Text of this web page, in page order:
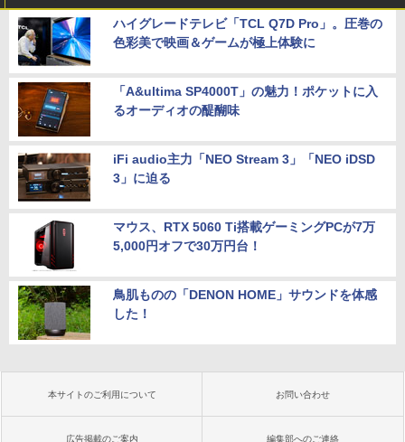
ハイグレードテレビ「TCL Q7D Pro」。圧巻の
色彩美で映画＆ゲームが極上体験に
「A&ultima SP4000T」の魅力！ポケットに入
るオーディオの醍醐味
iFi audio主力「NEO Stream 3」「NEO iDSD
3」に迫る
マウス、RTX 5060 Ti搭載ゲーミングPCが7万
5,000円オフで30万円台！
鳥肌ものの「DENON HOME」サウンドを体感
した！
本サイトのご利用について お問い合わせ
広告掲載のご案内 編集部へのご連絡